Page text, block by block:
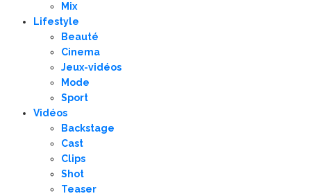
Mix
Lifestyle
Beauté
Cinema
Jeux-vidéos
Mode
Sport
Vidéos
Backstage
Cast
Clips
Shot
Teaser